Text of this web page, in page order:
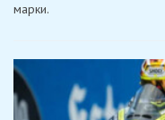
Хересе
марки.